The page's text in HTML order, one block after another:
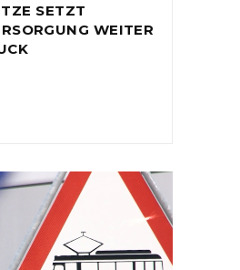
SETZT
WEITER